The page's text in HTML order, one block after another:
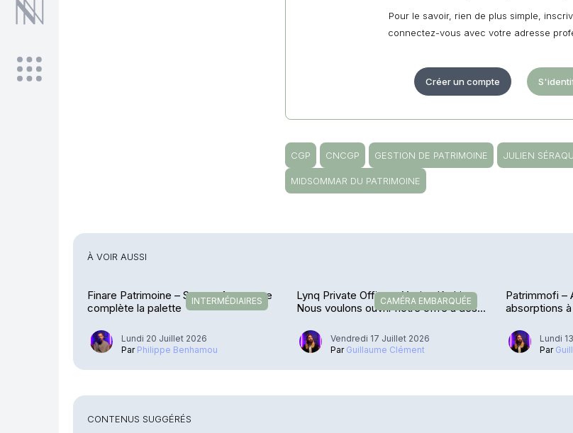
Pour le savoir, rien de plus simple,
connectez-vous avec votre adresse
Créer un compte
CGP CNCGP GESTION DE PATRIMOINE JULIEN
MIDSOMMAR DU PATRIMOINE
À VOIR AUSSI
INTERMÉDIAIRES
Finare Patrimoine – Sateco Assurance
complète la palette
Lundi 20 Juillet 2026
Par Philippe Benhamou
CAMÉRA EMBARQUÉE
Lynq Private Office – Yacine Kadri : «
Nous voulons ouvrir notre offre à des
Vendredi 17 Juillet 2026
Par Guillaume Clément
Patrimmofi –
absorptions
Lundi
Par
CONTENUS SUGGÉRÉS